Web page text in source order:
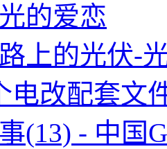
的爱恋
上的光伏-
电改配套文
(13) - 中国